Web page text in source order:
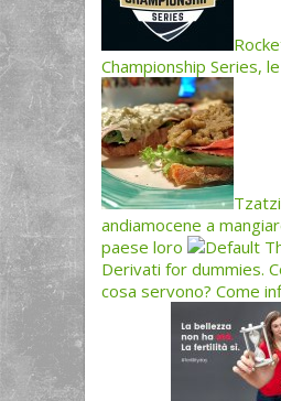
Championship Series,
andiamocene a
paese loro
Derivati for dummies.
cosa servono? Come